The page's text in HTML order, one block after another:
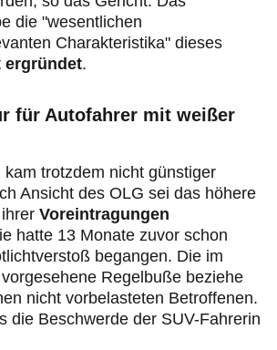
die "wesentlichen
Charakteristika" dieses
ergründet.
für Autofahrer mit weißer
kam trotzdem nicht günstiger
Ansicht des OLG sei das höhere
Voreintragungen
hatte 13 Monate zuvor schon
begangen. Die im
Regelbuße beziehe
nicht vorbelasteten Betroffenen.
die Beschwerde der SUV-Fahrerin